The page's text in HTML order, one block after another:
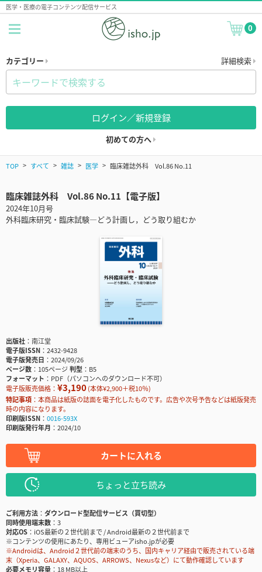
医学・医療の電子コンテンツ配信サービス
0
カテゴリー 詳細検索
ログイン／新規登録
初めての方へ
TOP すべて 雑誌 医学 臨床雑誌外科 Vol.86 No.11
臨床雑誌外科 Vol.86 No.11【電子版】
2024年10月号
外科臨床研究・臨床試験―どう計画し，どう取り組むか
出版社
南江堂
電子版ISSN
2432-9428
電子版発売日
2024/09/26
ページ数
105ページ判型
B5
フォーマット
PDF（パソコンへのダウンロード不可）
電子版販売価格： ¥3,190(本体¥2,900＋税10％)
特記事項
本商品は紙版の誌面を電子化したものです。広告や次号予告などは紙版発売
時の内容になります。
印刷版ISSN
0016-593X
印刷版発行年月
2024/10
カートに入れる
ちょっと立ち読み
ご利用方法
ダウンロード型配信サービス（買切型）
同時使用端末数
3
対応OS
iOS最新の２世代前まで / Android最新の２世代前まで
※コンテンツの使用にあたり、専用ビューアisho.jpが必要
※Androidは、Android２世代前の端末のうち、国内キャリア経由で販売されている端
末（Xperia、GALAXY、AQUOS、ARROWS、Nexusなど）にて動作確認しています
必要メモリ容量
18 MB以上